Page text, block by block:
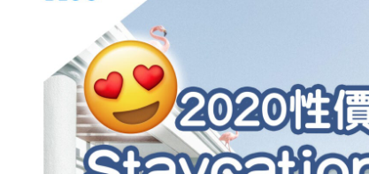
網上私人貸
款
貸款計數
機
101